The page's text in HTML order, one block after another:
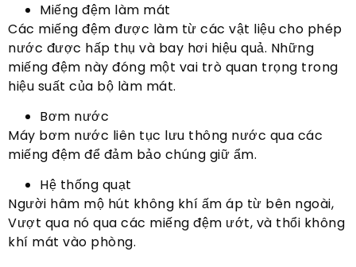
Miếng đệm làm mát
Các miếng đệm được làm từ các vật liệu cho phép
nước được hấp thụ và bay hơi hiệu quả. Những
miếng đệm này đóng một vai trò quan trọng trong
hiệu suất của bộ làm mát.
Bơm nước
Máy bơm nước liên tục lưu thông nước qua các
miếng đệm để đảm bảo chúng giữ ẩm.
Hệ thống quạt
Người hâm mộ hút không khí ấm áp từ bên ngoài,
Vượt qua nó qua các miếng đệm ướt, và thổi không
khí mát vào phòng.